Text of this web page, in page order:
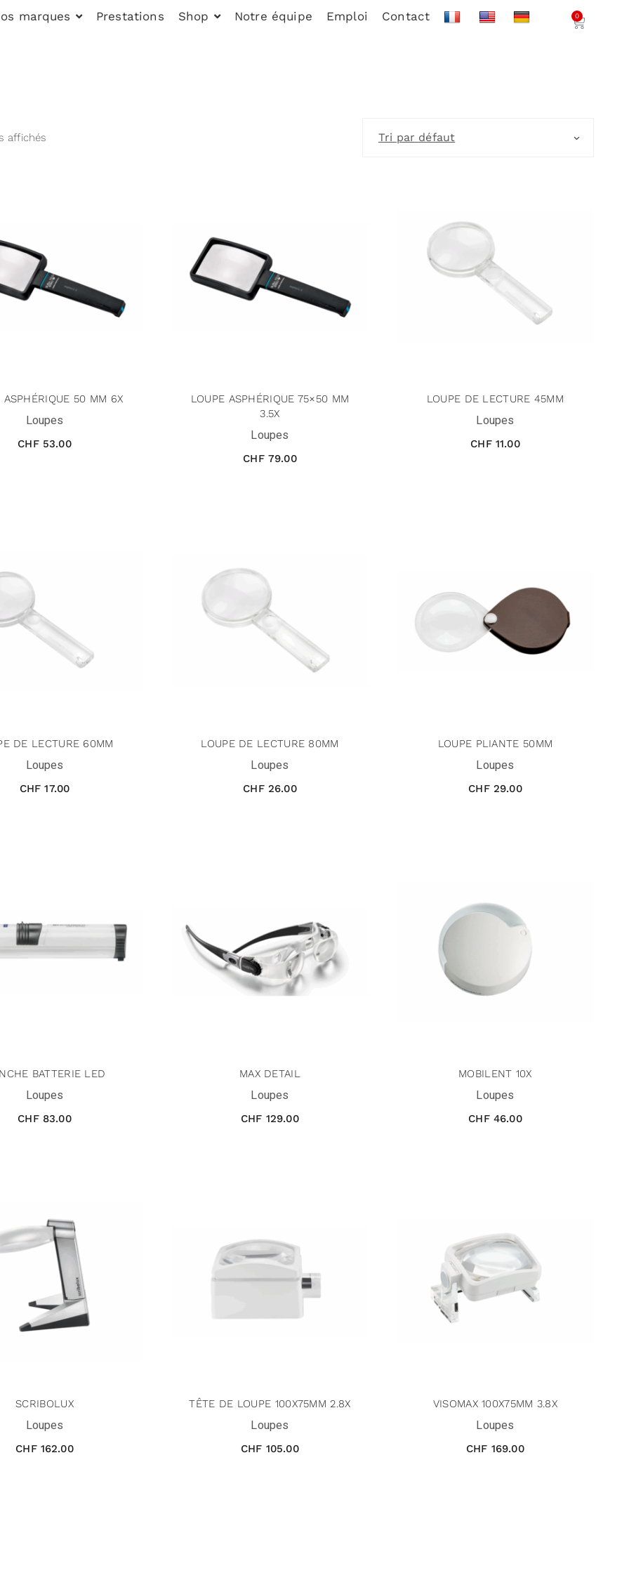
marques Prestations Shop Notre équipe Emploi Contact 0
affichés Tri par défaut
ASPHÉRIQUE 50 MM 6X
Loupes
CHF53.00
LOUPE ASPHÉRIQUE 75×50 MM
3.5X
Loupes
CHF79.00
LOUPE DE LECTURE 45MM
Loupes
CHF11.00
DE LECTURE 60MM
Loupes
CHF 17.00
LOUPE DE LECTURE 80MM
Loupes
CHF26.00
LOUPE PLIANTE 50MM
Loupes
CHF29.00
BATTERIE LED
Loupes
CHF83.00
MAX DETAIL
Loupes
CHF 129.00
MOBILENT 10X
Loupes
CHF46.00
SCRIBOLUX
Loupes
CHF162.00
TÊTE DE LOUPE 100X75MM 2.8X
Loupes
CHF 105.00
VISOMAX 100X75MM 3.8X
Loupes
CHF 169.00